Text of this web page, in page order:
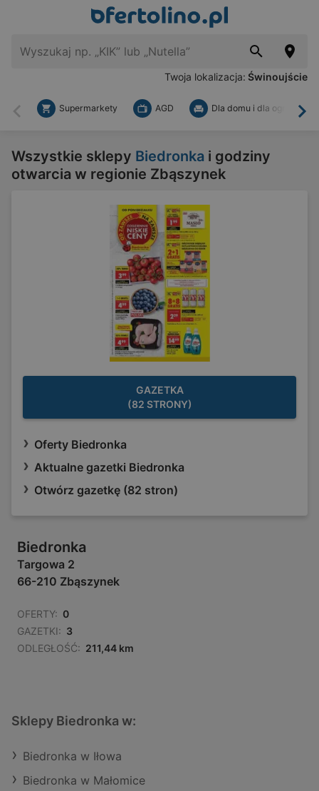
Twoja lokalizacja: Świnoujście
Wstecz
Supermarkety AGD Dla domu i dla ogrodu
Wszystkie sklepy Biedronka i godziny
otwarcia w regionie Zbąszynek
GAZETKA
(82 STRONY)
Oferty Biedronka
Aktualne gazetki Biedronka
Otwórz gazetkę (82 stron)
Biedronka
Targowa 2
66-210 Zbąszynek
OFERTY: 0
GAZETKI: 3
ODLEGŁOŚĆ: 211,44 km
Sklepy Biedronka w:
Biedronka w Iłowa
Biedronka w Małomice